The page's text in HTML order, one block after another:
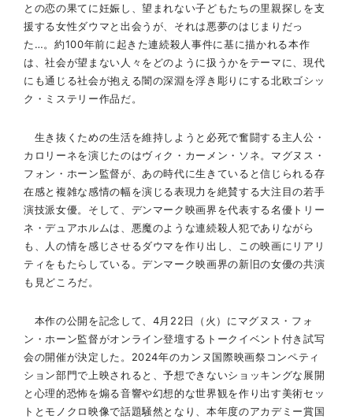
との恋の果てに妊娠し、望まれない子どもたちの里親探しを支
援する女性ダウマと出会うが、それは悪夢のはじまりだっ
た…。約100年前に起きた連続殺人事件に基に描かれる本作
は、社会が望まない人々をどのように扱うかをテーマに、現代
にも通じる社会が抱える闇の深淵を浮き彫りにする北欧ゴシッ
ク・ミステリー作品だ。
生き抜くための生活を維持しようと必死で奮闘する主人公・
カロリーネを演じたのはヴィク・カーメン・ソネ。マグヌス・
フォン・ホーン監督が、あの時代に生きていると信じられる存
在感と複雑な感情の幅を演じる表現力を絶賛する大注目の若手
演技派女優。そして、デンマーク映画界を代表する名優トリー
ネ・デュアホルムは、悪魔のような連続殺人犯でありながら
も、人の情を感じさせるダウマを作り出し、この映画にリアリ
ティをもたらしている。デンマーク映画界の新旧の女優の共演
も見どころだ。
本作の公開を記念して、4月22日（火）にマグヌス・フォ
ン・ホーン監督がオンライン登壇するトークイベント付き試写
会の開催が決定した。2024年のカンヌ国際映画祭コンペティ
ション部門で上映されると、予想できないショッキングな展開
と心理的恐怖を煽る音響や幻想的な世界観を作り出す美術セッ
トとモノクロ映像で話題騒然となり、本年度のアカデミー賞国